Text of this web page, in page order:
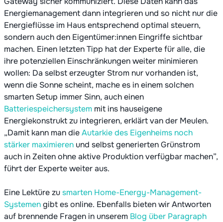
Energiemanagement dann integrieren und so nicht nur die
Energieflüsse im Haus entsprechend optimal steuern,
sondern auch den Eigentümer:innen Eingriffe sichtbar
machen. Einen letzten Tipp hat der Experte für alle, die
ihre potenziellen Einschränkungen weiter minimieren
wollen: Da selbst erzeugter Strom nur vorhanden ist,
wenn die Sonne scheint, mache es in einem solchen
smarten Setup immer Sinn, auch einen
Batteriespeichersystem mit ins hauseigene
Energiekonstrukt zu integrieren, erklärt van der Meulen.
„Damit kann man dieAutarkie des Eigenheims noch
stärker maximieren und selbst generierten Grünstrom
auch in Zeiten ohne aktive Produktion verfügbar machen”,
führt der Experte weiter aus.
Eine Lektüre zusmarten Home-Energy-Management-
Systemengibt es online. Ebenfalls bieten wir Antworten
auf brennende Fragen in unserem Blog über Paragraph